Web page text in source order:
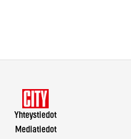
Yhteystiedot
Mediatiedot